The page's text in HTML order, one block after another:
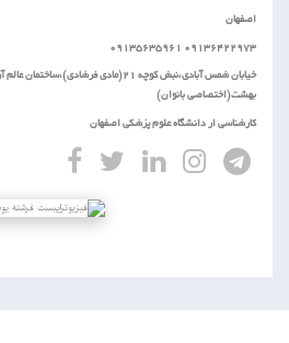
اصفهان
09136422973 09135635961
بهشت(اختصاصی بانوان)
کارشناسی ار دانشگاه علوم پزشکی اصفهان